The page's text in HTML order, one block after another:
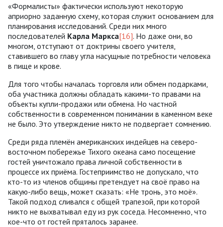
«Формалисты» фактически используют некоторую
априорно заданную схему, которая служит основанием для
планирования исследований. Среди них много
последователей Карла Маркса[16]. Но даже они, во
многом, отступают от доктрины своего учителя,
ставившего во главу угла насущные потребности человека
в пище и крове.
Для того чтобы началась торговля или обмен подарками,
оба участника должны обладать какими-то правами на
объекты купли-продажи или обмена. Но частной
собственности в современном понимании в каменном веке
не было. Это утверждение никто не подвергает сомнению.
Среди ряда племён американских индейцев на северо-
восточном побережье Тихого океана само посещение
гостей уничтожало права личной собственности в
процессе их приёма. Гостеприимство не допускало, что
кто-то из членов общины претендует на своё право на
какую-либо вещь, может сказать: «Не тронь, это моё».
Такой подход сливался с общей трапезой, при которой
никто не выхватывал еду из рук соседа. Несомненно, что
кое-что от гостей пряталось заранее.